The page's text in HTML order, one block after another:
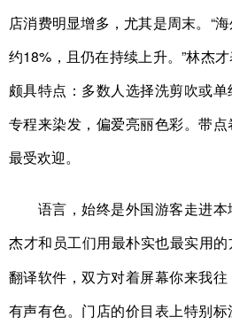
店消费明显增多，尤其是周末。“
约18%，且仍在持续上升。”林杰
颇具特点：多数人选择洗剪吹或
专程来染发，偏爱亮丽色彩。带
最受欢迎。
语言，始终是外国游客走进本
杰才和员工们用最朴实也最实用的
翻译软件，双方对着屏幕你来我
有声有色。门店的价目表上特别